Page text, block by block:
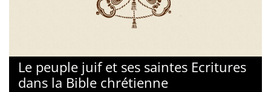
Le peuple juif et ses saintes Ecritures
dans la Bible chrétienne